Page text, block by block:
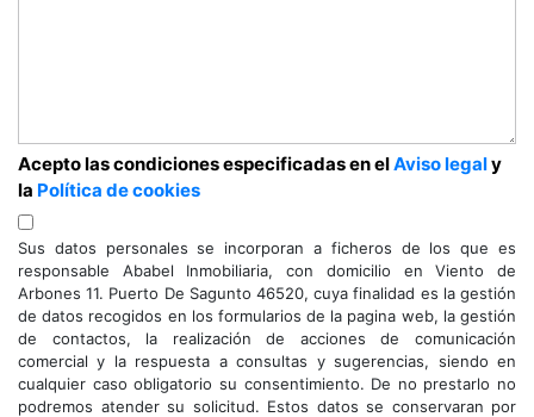
Acepto las condiciones especificadas en elAviso legaly
la Política de cookies
Sus datos personales se incorporan a ficheros de los que es
responsable Ababel Inmobiliaria, con domicilio en Viento de
Arbones 11. Puerto De Sagunto 46520, cuya finalidad es la gestión
de datos recogidos en los formularios de la pagina web, la gestión
de contactos, la realización de acciones de comunicación
comercial y la respuesta a consultas y sugerencias, siendo en
cualquier caso obligatorio su consentimiento. De no prestarlo no
podremos atender su solicitud. Estos datos se conservaran por